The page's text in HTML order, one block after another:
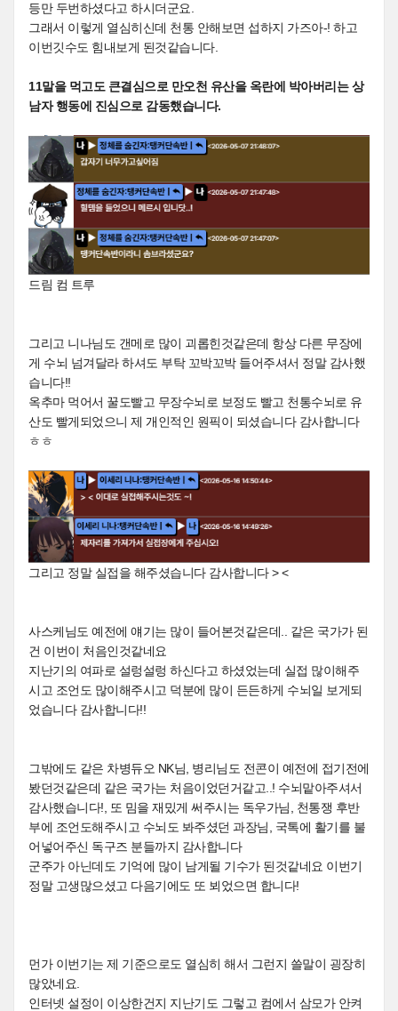
등만 두번하셨다고 하시더군요.
그래서 이렇게 열심히신데 천통 안해보면 섭하지 가즈아-! 하고
이번깃수도 힘내보게 된것같습니다.
11말을 먹고도 큰결심으로 만오천 유산을 옥란에 박아버리는 상
남자 행동에 진심으로 감동했습니다.
드림 컴 트루
그리고 니나님도 갠메로 많이 괴롭힌것같은데 항상 다른 무장에
게 수뇌 넘겨달라 하셔도 부탁 꼬박꼬박 들어주셔서 정말 감사했
습니다!!
옥추마 먹어서 꿀도빨고 무장수뇌로 보정도 빨고 천통수뇌로 유
산도 빨게되었으니 제 개인적인 원픽이 되셨습니다 감사합니다
ㅎㅎ
그리고 정말 실접을 해주셨습니다 감사합니다 > <
사스케님도 예전에 얘기는 많이 들어본것같은데.. 같은 국가가 된
건 이번이 처음인것같네요
지난기의 여파로 설렁설렁 하신다고 하셨었는데 실접 많이해주
시고 조언도 많이해주시고 덕분에 많이 든든하게 수뇌일 보게되
었습니다 감사합니다!!
그밖에도 같은 차병듀오 NK님, 병리님도 전콘이 예전에 접기전에
봤던것같은데 같은 국가는 처음이었던거같고..! 수뇌맡아주셔서
감사했습니다!, 또 밈을 재밌게 써주시는 독우가님, 천통쟁 후반
부에 조언도해주시고 수뇌도 봐주셨던 과장님, 국톡에 활기를 불
어넣어주신 독구즈 분들까지 감사합니다
군주가 아닌데도 기억에 많이 남게될 기수가 된것같네요 이번기
정말 고생많으셨고 다음기에도 또 뵈었으면 합니다!
먼가 이번기는 제 기준으로도 열심히 해서 그런지 쓸말이 굉장히
많았네요.
인터넷 설정이 이상한건지 지난기도 그렇고 컴에서 삼모가 안켜